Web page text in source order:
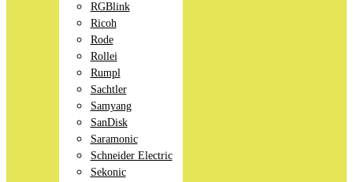
RGBlink
Ricoh
Rode
Rollei
Rumpl
Sachtler
Samyang
SanDisk
Saramonic
Schneider Electric
Sekonic